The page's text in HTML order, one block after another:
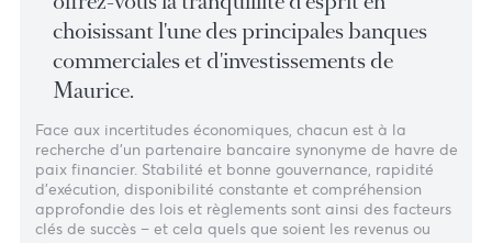
Pour toutes vos opérations bancaires,
offrez-vous la tranquillité d'esprit en
choisissant l'une des principales banques
commerciales et d'investissements de
Maurice.
Face aux incertitudes économiques, chacun est à la
recherche d'un partenaire bancaire synonyme de havre